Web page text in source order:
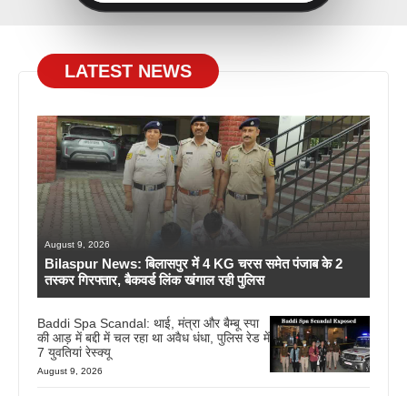
LATEST NEWS
August 9, 2026
Bilaspur News: बिलासपुर में 4 KG चरस समेत पंजाब के 2
तस्कर गिरफ्तार, बैकवर्ड लिंक खंगाल रही पुलिस
Baddi Spa Scandal: थाई, मंत्रा और बैम्बू स्पा
की आड़ में बद्दी में चल रहा था अवैध धंधा, पुलिस रेड में
7 युवतियां रेस्क्यू
August 9, 2026